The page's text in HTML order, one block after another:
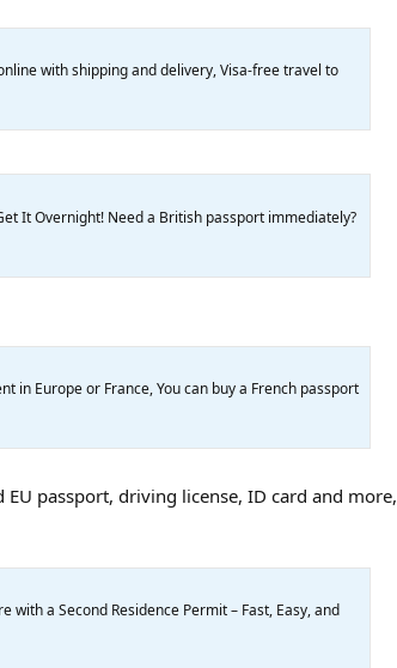
with shipping and delivery, Visa-free travel to
It Overnight! Need a British passport immediately?
in Europe or France, You can buy a French passport
passport, driving license, ID card and more,
with a Second Residence Permit – Fast, Easy, and